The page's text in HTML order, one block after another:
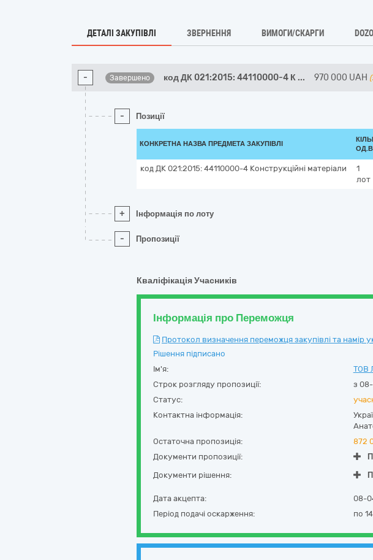
ДЕТАЛІ ЗАКУПІВЛІ ЗВЕРНЕННЯ ВИМОГИ/СКАРГИ
- Завершено код ДК 021:2015: 44110000-4 К ... 970 000 UAH
- Позиції
КОНКРЕТНА НАЗВА ПРЕДМЕТА ЗАКУПІВЛІ
код ДК 021:2015: 44110000-4 Конструкційні матеріали
1
лот
+ Інформація по лоту
- Пропозиції
Кваліфікація Учасників
Інформація про Переможця
Протокол визначення переможця закупівлі та намір
Рішення підписано
Ім'я:
ТОВ
Строк розгляду пропозиції:
з
Статус:
Контактна інформація:
Остаточна пропозиція:
872
Документи пропозиції:
Документи рішення:
Дата акцепта:
08-
Період подачі оскарження:
по